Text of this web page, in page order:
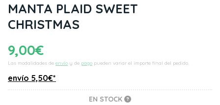
MANTA PLAID SWEET
CHRISTMAS
9,00€
Las modalidades de envío y de pago pueden variar el importe final del pedido.
envío 5,50€*
EN STOCK